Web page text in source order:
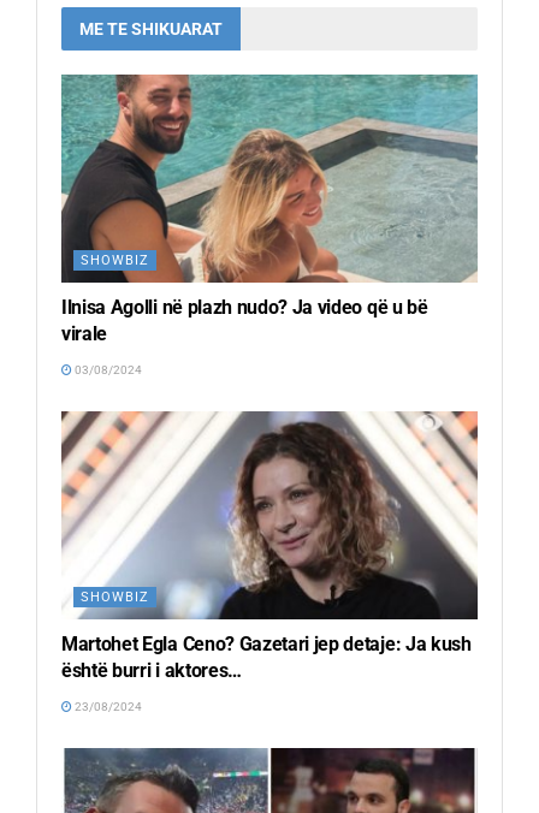
ME TE SHIKUARAT
SHOWBIZ
Ilnisa Agolli në plazh nudo? Ja video që u bë
virale
03/08/2024
SHOWBIZ
Martohet Egla Ceno? Gazetari jep detaje: Ja kush
është burri i aktores…
23/08/2024